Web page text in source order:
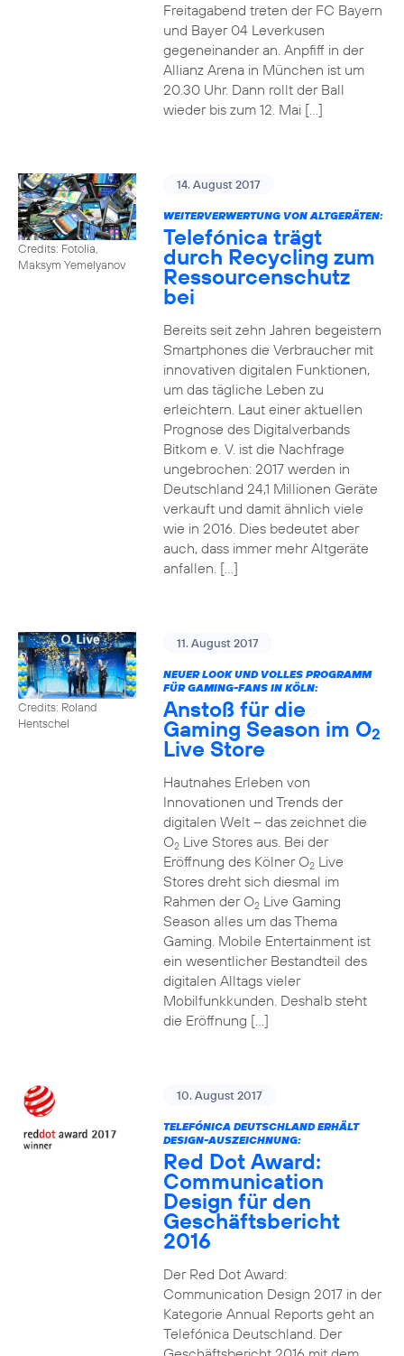
Freitagabend treten der FC Bayern
und Bayer 04 Leverkusen
gegeneinander an. Anpfiff in der
Allianz Arena in München ist um
20.30 Uhr. Dann rollt der Ball
wieder bis zum 12. Mai […]
Credits: Fotolia,
Maksym Yemelyanov
14. August 2017
WEITERVERWERTUNG VON ALTGERÄTEN:
Telefónica trägt
durch Recycling zum
Ressourcenschutz
bei
Bereits seit zehn Jahren begeistern
Smartphones die Verbraucher mit
innovativen digitalen Funktionen,
um das tägliche Leben zu
erleichtern. Laut einer aktuellen
Prognose des Digitalverbands
Bitkom e. V. ist die Nachfrage
ungebrochen: 2017 werden in
Deutschland 24,1 Millionen Geräte
verkauft und damit ähnlich viele
wie in 2016. Dies bedeutet aber
auch, dass immer mehr Altgeräte
anfallen. […]
Credits: Roland
Hentschel
11. August 2017
NEUER LOOK UND VOLLES PROGRAMM
FÜR GAMING-FANS IN KÖLN:
Anstoß für die
Gaming Season im O2
Live Store
Hautnahes Erleben von
Innovationen und Trends der
digitalen Welt – das zeichnet die
O2Live Stores aus. Bei der
Eröffnung des Kölner O2Live
Stores dreht sich diesmal im
Rahmen der O2Live Gaming
Season alles um das Thema
Gaming. Mobile Entertainment ist
ein wesentlicher Bestandteil des
digitalen Alltags vieler
Mobilfunkkunden. Deshalb steht
die Eröffnung […]
10. August 2017
TELEFÓNICA DEUTSCHLAND ERHÄLT
DESIGN-AUSZEICHNUNG:
Red Dot Award:
Communication
Design für den
Geschäftsbericht
2016
Der Red Dot Award:
Communication Design 2017 in der
Kategorie Annual Reports geht an
Telefónica Deutschland. Der